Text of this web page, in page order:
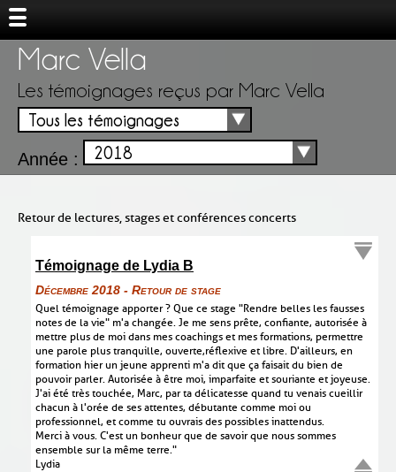
Marc Vella
Les témoignages reçus par Marc Vella
Tous les témoignages
Année : 2018
Retour de lectures, stages et conférences concerts
Témoignage de Lydia B
Décembre 2018 - Retour de stage
Quel témoignage apporter ? Que ce stage "Rendre belles les fausses
notes de la vie" m'a changée. Je me sens prête, confiante, autorisée à
mettre plus de moi dans mes coachings et mes formations, permettre
une parole plus tranquille, ouverte,réflexive et libre. D'ailleurs, en
formation hier un jeune apprenti m'a dit que ça faisait du bien de
pouvoir parler. Autorisée à être moi, imparfaite et souriante et joyeuse.
J'ai été très touchée, Marc, par ta délicatesse quand tu venais cueillir
chacun à l'orée de ses attentes, débutante comme moi ou
professionnel, et comme tu ouvrais des possibles inattendus.
Merci à vous. C'est un bonheur que de savoir que nous sommes
ensemble sur la même terre."
Lydia